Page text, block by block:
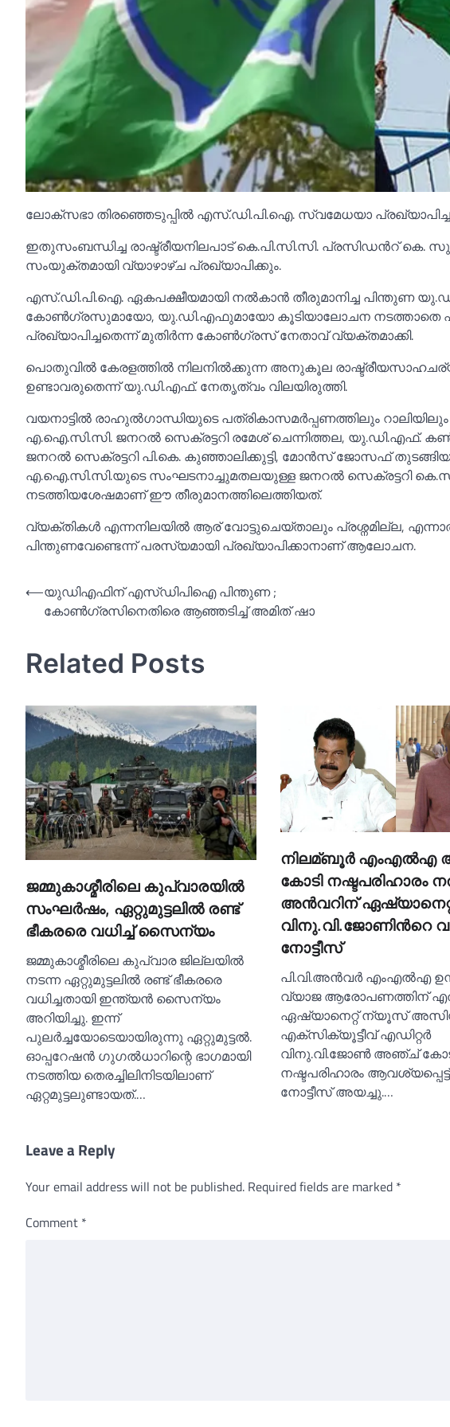
ലോക്സഭാ തിരഞ്ഞെടുപ്പില്‍ എസ്.ഡി.പി.ഐ. സ്വമേധയാ
ഇതുസംബന്ധിച്ച രാഷ്ട്രീയനിലപാട് കെ.പി.സി.സി. പ്രസിഡൻറ് കെ.
സംയുക്തമായി വ്യാഴാഴ്ച പ്രഖ്യാപിക്കും.
എസ്.ഡി.പി.ഐ. ഏകപക്ഷീയമായി നല്‍കാൻ തീരുമാനിച്ച പിന്തുണ
കോണ്‍ഗ്രസുമായോ, യു.ഡി.എഫുമായോ കൂടിയാലോചന നടത്താതെ
പ്രഖ്യാപിച്ചതെന്ന് മുതിർന്ന കോണ്‍ഗ്രസ് നേതാവ് വ്യക്തമാക്കി.
പൊതുവില്‍ കേരളത്തില്‍ നിലനില്‍ക്കുന്ന അനുകൂല
ഉണ്ടാവരുതെന്ന് യു.ഡി.എഫ്. നേതൃത്വം വിലയിരുത്തി.
വയനാട്ടില്‍ രാഹുല്‍ഗാന്ധിയുടെ പത്രികാസമർപ്പണത്തിലും
എ.ഐ.സി.സി. ജനറല്‍ സെക്രട്ടറി രമേശ് ചെന്നിത്തല, യു.ഡി.എഫ്.
ജനറല്‍ സെക്രട്ടറി പി.കെ. കുഞ്ഞാലിക്കുട്ടി, മോൻസ് ജോസഫ്
എ.ഐ.സി.സി.യുടെ സംഘടനാച്ചുമതലയുള്ള ജനറല്‍ സെക്രട്ടറി
നടത്തിയശേഷമാണ് ഈ തീരുമാനത്തിലെത്തിയത്.
വ്യക്തികള്‍ എന്നനിലയില്‍ ആര് വോട്ടുചെയ്താലും പ്രശ്നമില്ല,
പിന്തുണവേണ്ടെന്ന് പരസ്യമായി പ്രഖ്യാപിക്കാനാണ് ആലോചന.
Post
navigation
⟵യുഡിഎഫിന് എസ്ഡിപിഐ പിന്തുണ ;
കോണ്‍ഗ്രസിനെതിരെ ആഞ്ഞടിച്ച്‌ അമിത് ഷാ
Related Posts
ജമ്മുകാശ്മീരിലെ കുപ്‌വാരയില്‍
സംഘര്‍ഷം, ഏറ്റുമുട്ടലില്‍ രണ്ട്
ഭീകരരെ വധിച്ച്‌ സൈന്യം
ജമ്മുകാശ്മീരിലെ കുപ്‌വാര ജില്ലയില്‍
നടന്ന ഏറ്റുമുട്ടലില്‍ രണ്ട് ഭീകരരെ
വധിച്ചതായി ഇന്ത്യൻ സൈന്യം
അറിയിച്ചു. ഇന്ന്
പുലർച്ചയോടെയായിരുന്നു ഏറ്റുമുട്ടല്‍.
ഓപ്പറേഷൻ ഗുഗല്‍ധാറിന്റെ ഭാഗമായി
നടത്തിയ തെരച്ചിലിനിടയിലാണ്
ഏറ്റമുട്ടലുണ്ടായത്.…
നിലമ്ബൂര്‍ എംഎല്‍എ
കോടി നഷ്ടപരിഹാരം
അന്‍വറിന്
വിനു.വി.ജോണിന്‍റെ
നോട്ടീസ്
പി.വി.അൻവർ എംഎല്‍എ
വ്യാജ ആരോപണത്തിന്
ഏഷ്യാനെറ്റ് ന്യൂസ്
എക്സിക്യൂട്ടീവ് എഡിറ്റർ
വിനു.വി.ജോണ്‍ അഞ്ച്
നഷ്ടപരിഹാരം
നോട്ടീസ് അയച്ചു.…
Leave a Reply
Your email address will not be published. Required fields are marked *
Comment *